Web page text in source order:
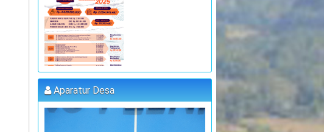
Lokasi : Kantor Desa Sambueja
Koordinator :
(kETUA BPD)
PELATIHAN FORUM DISABILITAS T.A
2023
Waktu :
Lokasi : Kantor Desa Sambueja
JUFRI (SEKDES
Aparatur Desa